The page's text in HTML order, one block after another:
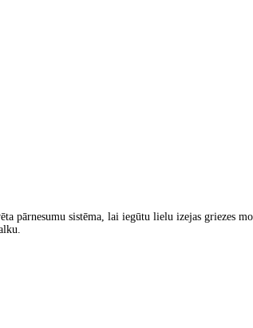
pārnesumu sistēma, lai iegūtu lielu izejas griezes